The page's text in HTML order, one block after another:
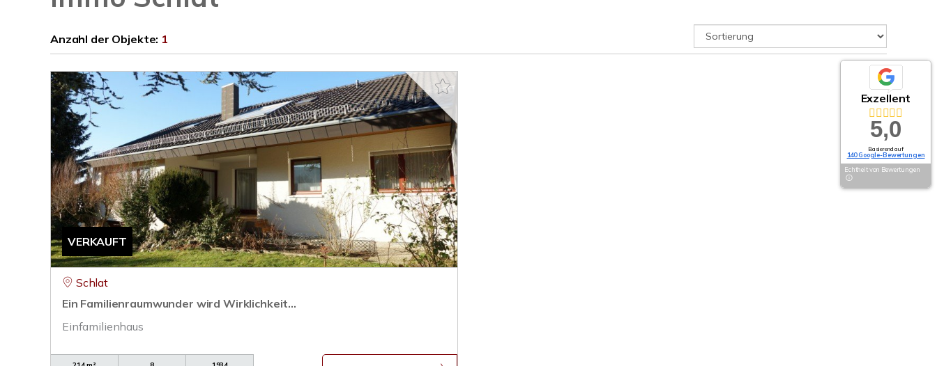
Anzahl der Objekte: 1
VERKAUFT
Schlat
Ein Familienraumwunder wird Wirklichkeit...
Einfamilienhaus
Exzellent
5,0
Basierend auf
140 Google-Bewertungen
Echtheit von Bewertungen